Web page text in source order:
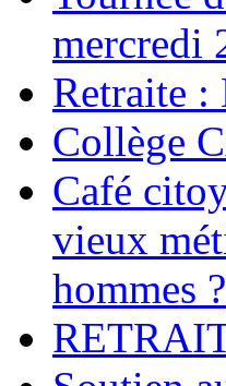
mercredi
Retraite :
Collège
Café
vieux
hommes ?